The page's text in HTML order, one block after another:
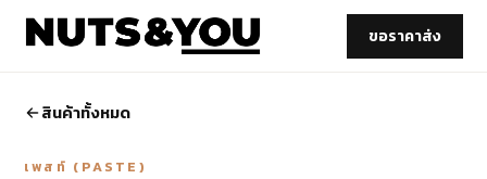
ขอราคาส่ง
สินค้าทั้งหมด
เพสท์ (PASTE)